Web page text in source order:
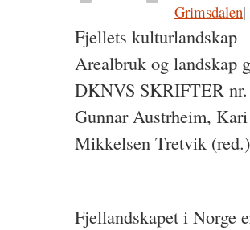
Grimsdalen|
Fjellets kulturlandskap
Arealbruk og landskap
DKNVS SKRIFTER
Gunnar Austrheim,
Mikkelsen Tretvik (red.)
Fjellandskapet i Norge